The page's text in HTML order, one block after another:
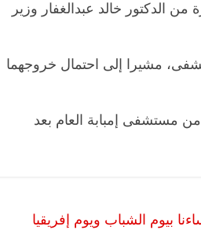
من الدكتور خالد عبدالغفار وزير
مشيرا إلى احتمال خروجهما
كانت قد أعلنت صباح اليوم، خروج 5 طالبات من مستشفى إمبابة العام بعد
بيوم الشباب ويوم إفريقيا